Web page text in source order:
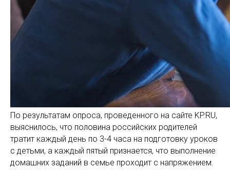
По результатам опроса, проведенного на сайте KP.RU,
выяснилось, что половина российских родителей
тратит каждый день по 3-4 часа на подготовку уроков
с детьми, а каждый пятый признается, что выполнение
домашних заданий в семье проходит с напряжением.